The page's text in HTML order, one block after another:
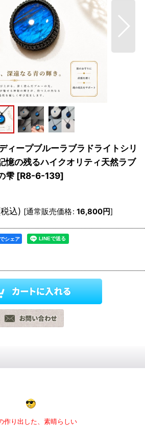
ープブルーラブラドライトシリ
憶の残るハイクオリティ天然ラブ
雫 [R8-6-139]
込) [通常販売価格: 16,800円]
シェア
作り出した、素晴らしい